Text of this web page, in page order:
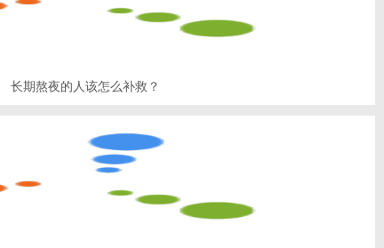
长期熬夜的人该怎么补救？